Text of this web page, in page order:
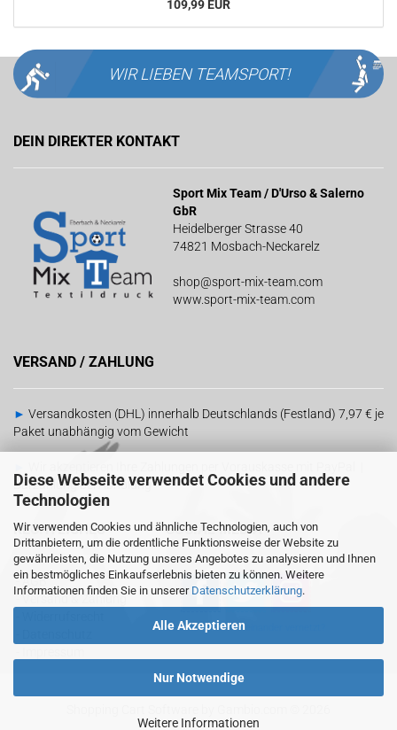
Diese Webseite verwendet Cookies und andere
Technologien
Wir verwenden Cookies und ähnliche Technologien, auch von
Drittanbietern, um die ordentliche Funktionsweise der Website zu
gewährleisten, die Nutzung unseres Angebotes zu analysieren und Ihnen
ein bestmögliches Einkaufserlebnis bieten zu können. Weitere
Informationen finden Sie in unserer Datenschutzerklärung.
Alle Akzeptieren
Nur Notwendige
Weitere Informationen
109,99 EUR
WIR LIEBEN TEAMSPORT!
DEIN DIREKTER KONTAKT
Sport Mix Team / D'Urso & Salerno
GbR
Heidelberger Strasse 40
74821 Mosbach-Neckarelz
shop@sport-mix-team.com
www.sport-mix-team.com
VERSAND / ZAHLUNG
► Versandkosten (DHL) innerhalb Deutschlands (Festland) 7,97 € je
Paket unabhängig vom Gewicht
Barzahlung bei Abholung
RECHTLICHES
-AGB
-Versand & Zahlung
SOCIAL MEDIA
Sind wir schonmiteinander vernetzt?